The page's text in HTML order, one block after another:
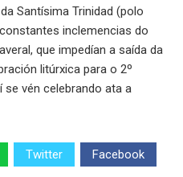
Santísima Trinidad (polo
inclemencias do
que impedían a saída da
litúrxica para o 2º
vén celebrando ata a
Twitter Facebook